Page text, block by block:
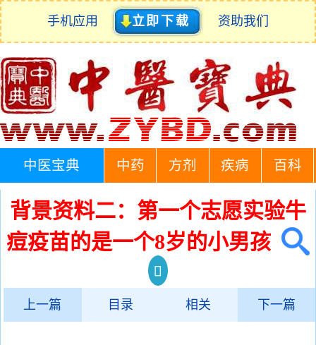
手机应用 立即下载 资助我们
中医宝典 中药 方剂 疾病 百科
背景资料二：第一个志愿实验牛
痘疫苗的是一个8岁的小男孩
上一篇 目录 相关 下一篇